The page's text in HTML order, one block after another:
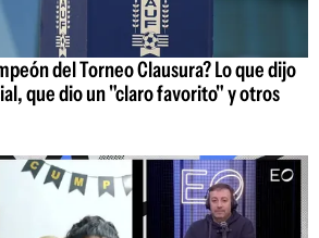
del Torneo Clausura? Lo que dijo
que dio un "claro favorito" y otros